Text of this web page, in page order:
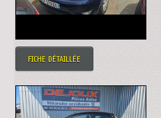
FICHE DÉTAILLÉE